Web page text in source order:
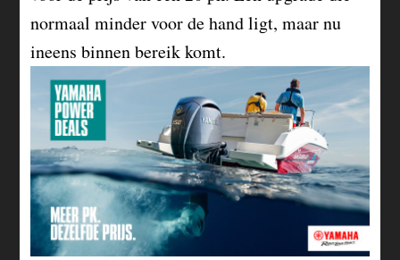
normaal minder voor de hand ligt, maar nu
ineens binnen bereik komt.